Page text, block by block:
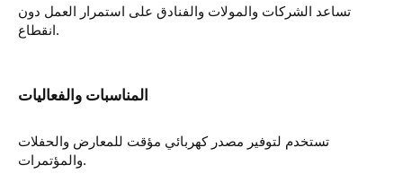
تساعد الشركات والمولات والفنادق على استمرار العمل دون
انقطاع.
تستخدم لتوفير مصدر كهربائي مؤقت للمعارض والحفلات
والمؤتمرات.